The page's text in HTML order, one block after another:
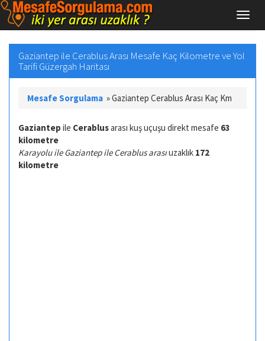
Gaziantep ile Cerablus Arası Mesafe Kaç Kilometre ve Yol
Tarifi Güzergah Haritası
Mesafe Sorgulama »Gaziantep Cerablus Arası Kaç Km
Gaziantep ile Cerablusarası kuş uçuşu direkt mesafe 63
kilometre
Karayolu ile Gaziantep ile Cerablus arasıuzaklık 172
kilometre